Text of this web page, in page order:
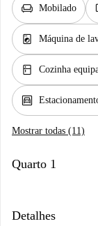
chair Mobilado
local_laundry_service Máquina de
kitchen Cozinha
garage
Mostrar todas (11)
Quarto 1
Detalhes